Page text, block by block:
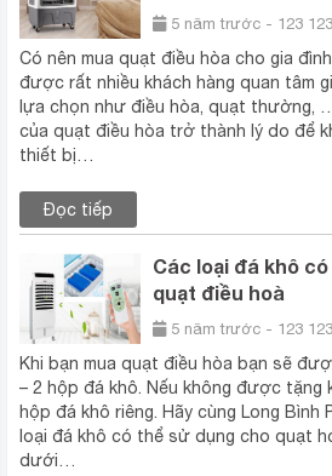
5 năm trước - 123 123
Có nên mua quạt điều hòa cho gia
được rất nhiều khách hàng quan tâm
lựa chọn như điều hòa, quạt thường,
của quạt điều hòa trở thành lý do để
thiết bị…
Đọc tiếp
Các loại đá khô
quạt điều hoà
5 năm trước - 123 123
Khi bạn mua quạt điều hòa bạn sẽ
– 2 hộp đá khô. Nếu không được tặng
hộp đá khô riêng. Hãy cùng Long Bình
loại đá khô có thể sử dụng cho quạt
dưới…